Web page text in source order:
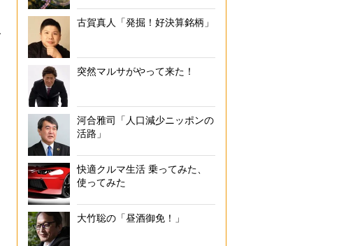
古賀真人「発掘！好決算銘柄」
突然マルサがやって来た！
河合雅司「人口減少ニッポンの
活路」
快適クルマ生活 乗ってみた、
使ってみた
大竹聡の「昼酒御免！」